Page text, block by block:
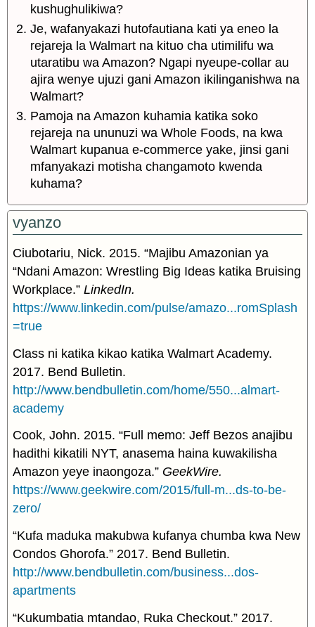
kushughulikiwa?
Je, wafanyakazi hutofautiana kati ya eneo la
rejareja la Walmart na kituo cha utimilifu wa
utaratibu wa Amazon? Ngapi nyeupe-collar au
ajira wenye ujuzi gani Amazon ikilinganishwa na
Walmart?
Pamoja na Amazon kuhamia katika soko
rejareja na ununuzi wa Whole Foods, na kwa
Walmart kupanua e-commerce yake, jinsi gani
mfanyakazi motisha changamoto kwenda
kuhama?
vyanzo
Ciubotariu, Nick. 2015. “Majibu Amazonian ya
“Ndani Amazon: Wrestling Big Ideas katika Bruising
Workplace.”LinkedIn.
https://www.linkedin.com/pulse/amazo...romSplash
=true
Class ni katika kikao katika Walmart Academy.
2017. Bend Bulletin.
http://www.bendbulletin.com/home/550...almart-
academy
Cook, John. 2015. “Full memo: Jeff Bezos anajibu
hadithi kikatili NYT, anasema haina kuwakilisha
Amazon yeye inaongoza.” GeekWire.
https://www.geekwire.com/2015/full-m...ds-to-be-
zero/
“Kufa maduka makubwa kufanya chumba kwa New
Condos Ghorofa.” 2017. Bend Bulletin.
http://www.bendbulletin.com/business...dos-
apartments
“Kukumbatia mtandao, Ruka Checkout.” 2017.